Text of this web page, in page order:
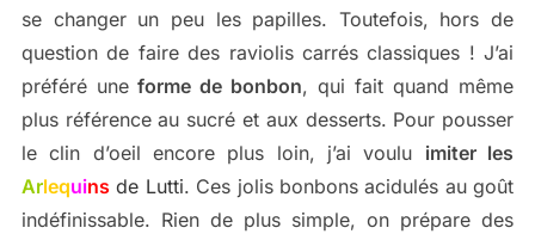
se changer un peu les papilles. Toutefois, hors de
question de faire des raviolis carrés classiques ! J’ai
préféré uneforme de bonbon, qui fait quand même
plus référence au sucré et aux desserts. Pour pousser
le clin d’oeil encore plus loin, j’ai voulu imiter les
Arlequinsde Lutti. Ces jolis bonbons acidulés au goût
indéfinissable. Rien de plus simple, on prépare des